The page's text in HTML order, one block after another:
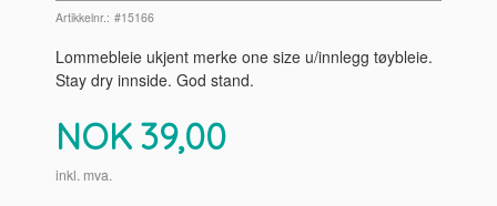
Artikkelnr.: #15166
Lommebleie ukjent merke one size u/innlegg tøybleie.
Stay dry innside. God stand.
Pris
NOK 39,00
inkl. mva.